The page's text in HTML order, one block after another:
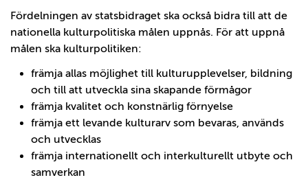
Fördelningen av statsbidraget ska också bidra till att de
nationella kulturpolitiska målen uppnås. För att uppnå
målen ska kulturpolitiken:
främja allas möjlighet till kulturupplevelser, bildning
och till att utveckla sina skapande förmågor
främja kvalitet och konstnärlig förnyelse
främja ett levande kulturarv som bevaras, används
och utvecklas
främja internationellt och interkulturellt utbyte och
samverkan